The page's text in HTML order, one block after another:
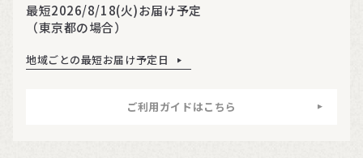
最短2026/8/18(火)お届け予定
（東京都の場合）
地域ごとの最短お届け予定日
ご利用ガイドはこちら